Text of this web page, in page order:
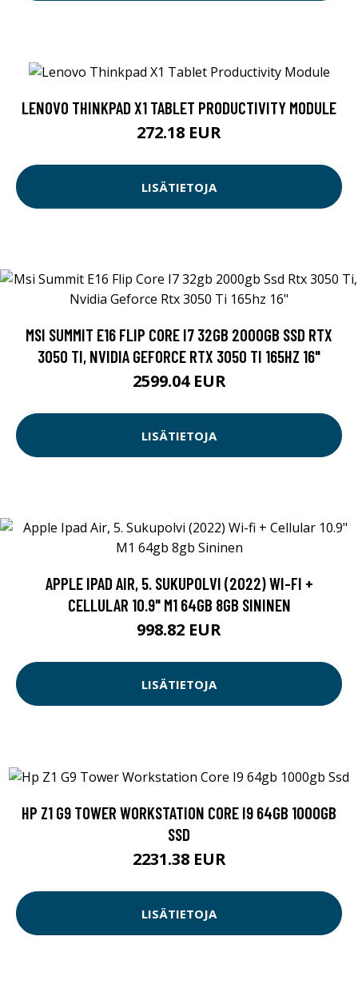
LENOVO THINKPAD X1 TABLET PRODUCTIVITY MODULE
272.18 EUR
LISÄTIETOJA
MSI SUMMIT E16 FLIP CORE I7 32GB 2000GB SSD RTX
3050 TI, NVIDIA GEFORCE RTX 3050 TI 165HZ 16"
2599.04 EUR
LISÄTIETOJA
APPLE IPAD AIR, 5. SUKUPOLVI (2022) WI-FI +
CELLULAR 10.9" M1 64GB 8GB SININEN
998.82 EUR
LISÄTIETOJA
HP Z1 G9 TOWER WORKSTATION CORE I9 64GB 1000GB
SSD
2231.38 EUR
LISÄTIETOJA